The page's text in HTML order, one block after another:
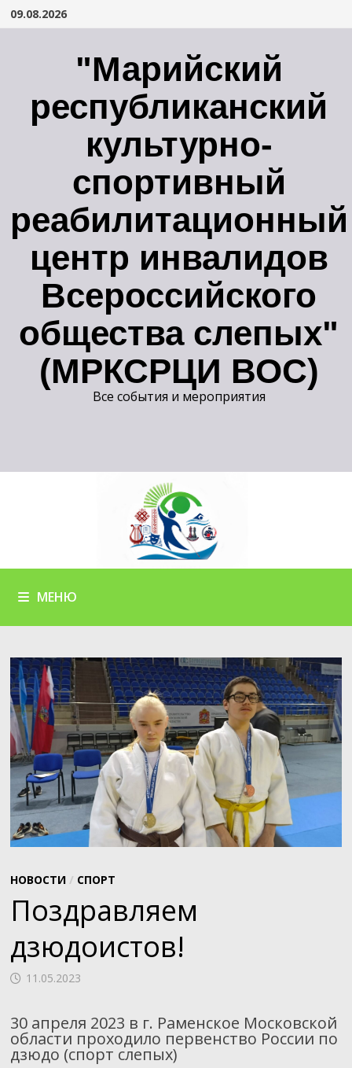
Перейти
09.08.2026
"Марийский
республиканский
культурно-
спортивный
реабилитационный
центр инвалидов
Всероссийского
общества слепых"
(МРКСРЦИ ВОС)
Все события и мероприятия
МЕНЮ
НОВОСТИ/ СПОРТ
Поздравляем
дзюдоистов!
11.05.2023
30 апреля 2023 в г. Раменское Московской
области проходило первенство России по
дзюдо (спорт слепых)